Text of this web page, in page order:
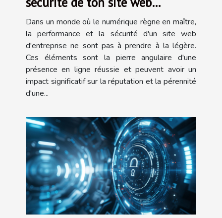
d'entreprise
Dans un monde où le numérique règne en maître,
la performance et la sécurité d'un site web
d'entreprise ne sont pas à prendre à la légère.
Ces éléments sont la pierre angulaire d'une
présence en ligne réussie et peuvent avoir un
impact significatif sur la réputation et la pérennité
d'une...